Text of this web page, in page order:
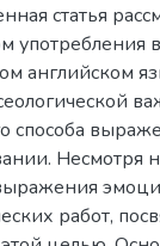
статья
английском
способа
Несмотря
работ,